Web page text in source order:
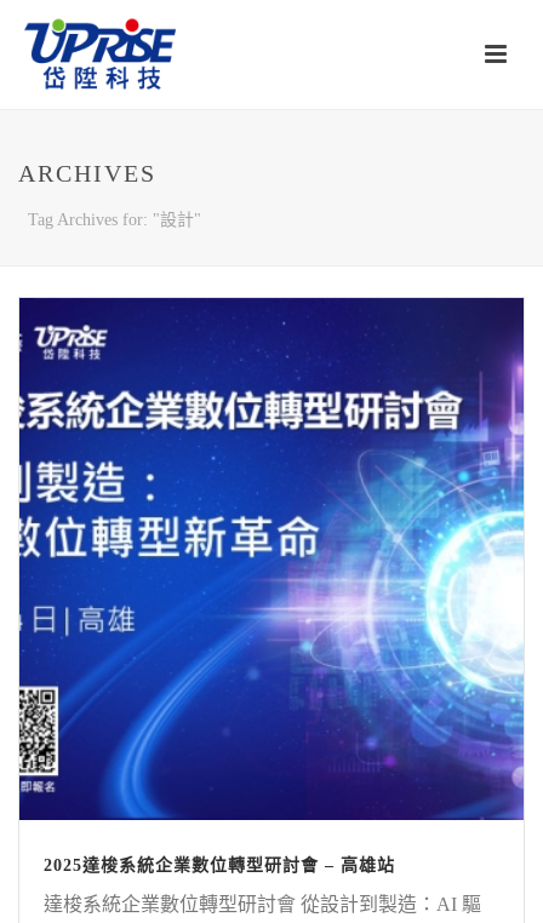
ARCHIVES
Tag Archives for: "設計"
2025達梭系統企業數位轉型研討會 – 高雄站
達梭系統企業數位轉型研討會 從設計到製造：AI 驅